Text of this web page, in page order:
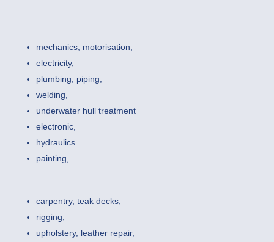
mechanics, motorisation,
electricity,
plumbing, piping,
welding,
underwater hull treatment
electronic,
hydraulics
painting,
carpentry, teak decks,
rigging,
upholstery, leather repair,